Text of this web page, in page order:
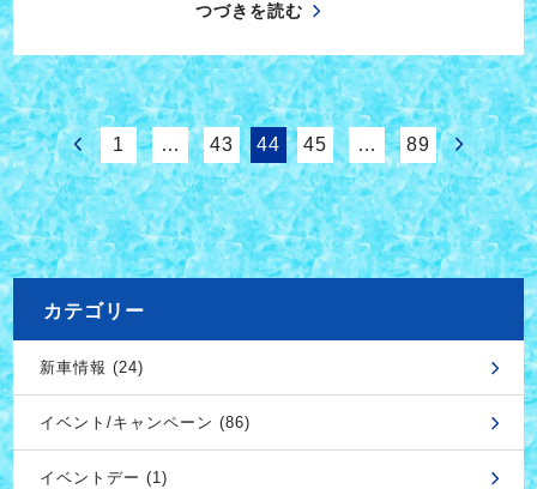
つづきを読む
1 … 43 44 45 … 89
カテゴリー
新車情報 (24)
イベント/キャンペーン (86)
イベントデー (1)